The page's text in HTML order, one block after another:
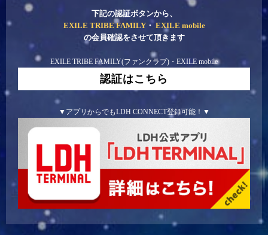
下記の認証ボタンから、
EXILE TRIBE FAMILY・ EXILE mobile
の会員確認をさせて頂きます
EXILE TRIBE FAMILY(ファンクラブ)・EXILE mobile
認証はこちら
認証はこちら
▼アプリからでもLDH CONNECT登録可能！▼